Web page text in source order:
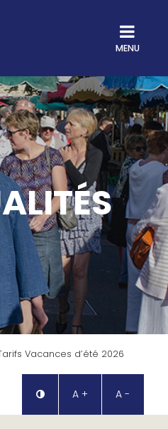
MENU
Vacances d’été 2026
A + A -